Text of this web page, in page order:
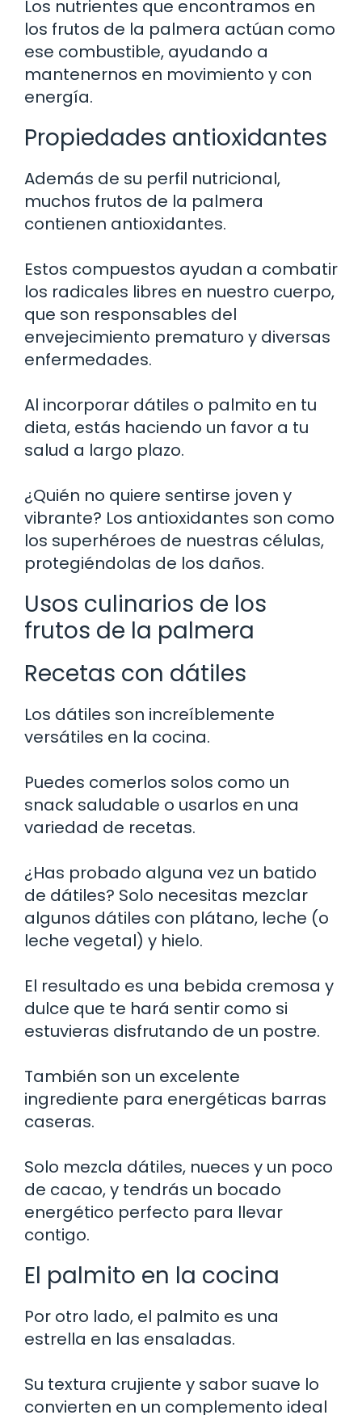
Los nutrientes que encontramos en
los frutos de la palmera actúan como
ese combustible, ayudando a
mantenernos en movimiento y con
energía.
Propiedades antioxidantes
Además de su perfil nutricional,
muchos frutos de la palmera
contienen antioxidantes.
Estos compuestos ayudan a combatir
los radicales libres en nuestro cuerpo,
que son responsables del
envejecimiento prematuro y diversas
enfermedades.
Al incorporar dátiles o palmito en tu
dieta, estás haciendo un favor a tu
salud a largo plazo.
¿Quién no quiere sentirse joven y
vibrante? Los antioxidantes son como
los superhéroes de nuestras células,
protegiéndolas de los daños.
Usos culinarios de los
frutos de la palmera
Recetas con dátiles
Los dátiles son increíblemente
versátiles en la cocina.
Puedes comerlos solos como un
snack saludable o usarlos en una
variedad de recetas.
¿Has probado alguna vez un batido
de dátiles? Solo necesitas mezclar
algunos dátiles con plátano, leche (o
leche vegetal) y hielo.
El resultado es una bebida cremosa y
dulce que te hará sentir como si
estuvieras disfrutando de un postre.
También son un excelente
ingrediente para energéticas barras
caseras.
Solo mezcla dátiles, nueces y un poco
de cacao, y tendrás un bocado
energético perfecto para llevar
contigo.
El palmito en la cocina
Por otro lado, el palmito es una
estrella en las ensaladas.
Su textura crujiente y sabor suave lo
convierten en un complemento ideal